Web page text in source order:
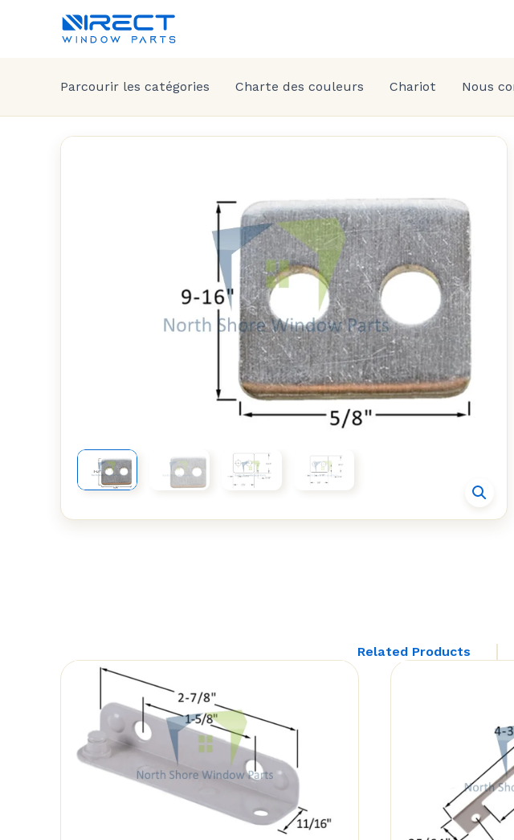
Parcourir les catégories Charte des couleurs Chariot Nous
Related Products